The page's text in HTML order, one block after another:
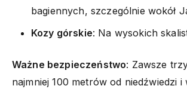
bagiennych, szczególnie wokół
Kozy górskie: Na wysokich
Ważne bezpieczeństwo: Zawsze
najmniej 100 metrów od niedźwiedzi i